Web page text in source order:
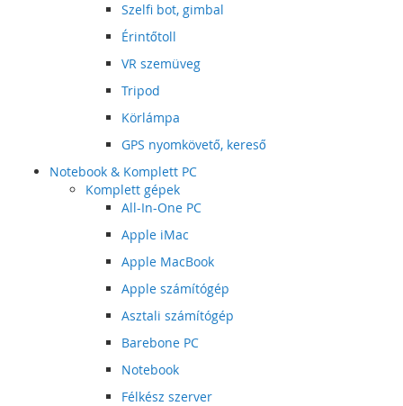
Szelfi bot, gimbal
Érintőtoll
VR szemüveg
Tripod
Körlámpa
GPS nyomkövető, kereső
Notebook & Komplett PC
Komplett gépek
All-In-One PC
Apple iMac
Apple MacBook
Apple számítógép
Asztali számítógép
Barebone PC
Notebook
Félkész szerver